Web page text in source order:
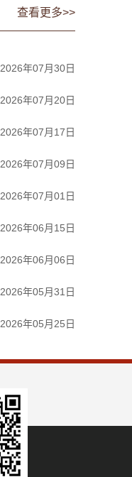
查看更多>>
2026年07月30日
2026年07月20日
2026年07月17日
2026年07月09日
2026年07月01日
2026年06月15日
2026年06月06日
2026年05月31日
2026年05月25日